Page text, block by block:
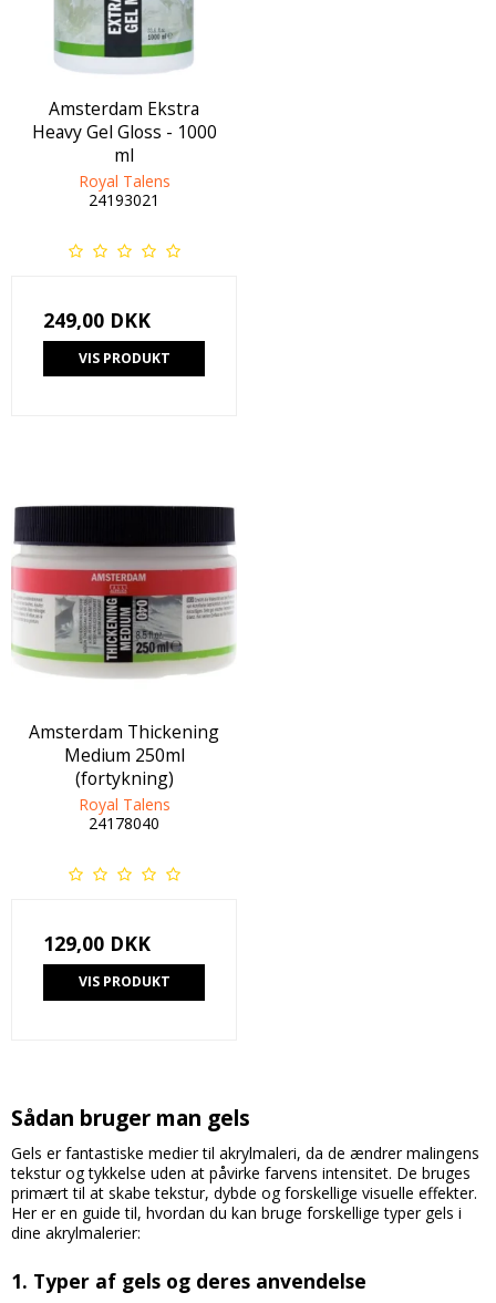
Amsterdam Ekstra
Heavy Gel Gloss - 1000
ml
Royal Talens
24193021
249,00 DKK
VIS PRODUKT
Amsterdam Thickening
Medium 250ml
(fortykning)
Royal Talens
24178040
129,00 DKK
VIS PRODUKT
Sådan bruger man gels
Gels er fantastiske medier til akrylmaleri, da de ændrer malingens
tekstur og tykkelse uden at påvirke farvens intensitet. De bruges
primært til at skabe tekstur, dybde og forskellige visuelle effekter.
Her er en guide til, hvordan du kan bruge forskellige typer gels i
dine akrylmalerier:
1. Typer af gels og deres anvendelse